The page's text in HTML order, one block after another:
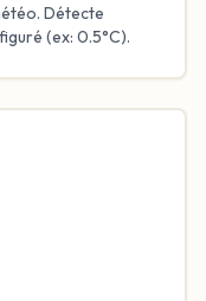
Détecte
(ex: 0.5°C).